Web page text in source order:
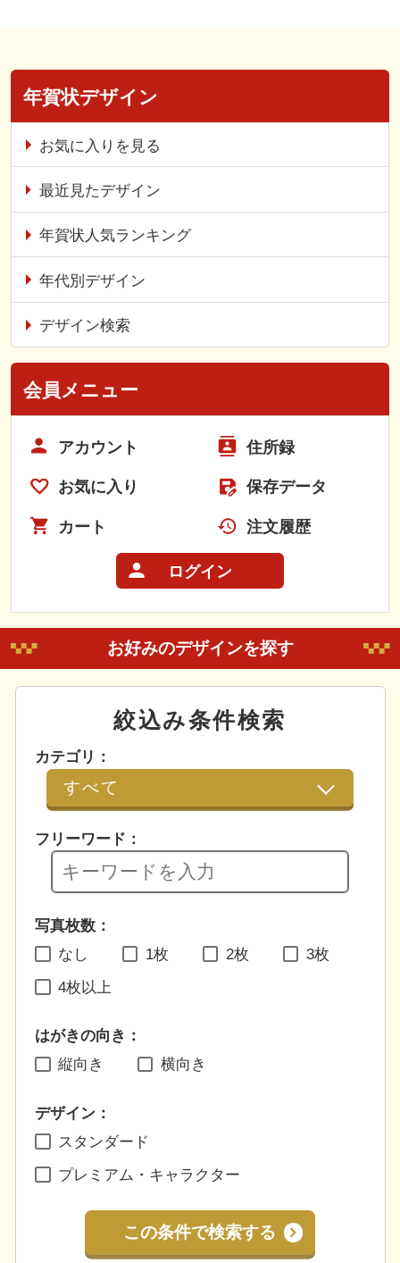
年賀状デザイン
お気に入りを見る
最近見たデザイン
年賀状人気ランキング
年代別デザイン
デザイン検索
会員メニュー
アカウント 住所録
お気に入り 保存データ
カート 注文履歴
ログイン
お好みのデザインを探す
絞込み条件検索
カテゴリ：
フリーワード：
写真枚数：
なし
1枚 2枚 3枚
4枚以上
はがきの向き：
縦向き
横向き
デザイン：
スタンダード
プレミアム・キャラクター
この条件で検索する